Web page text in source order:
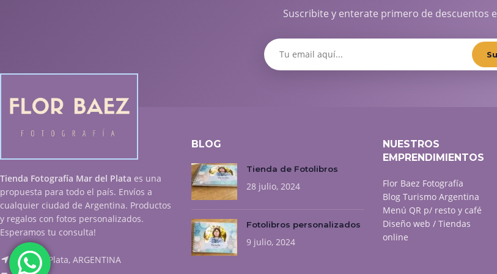
Suscribite y enterate primero de descuentos
Tienda Fotografía Mar del Plata es una
propuesta para todo el país. Envíos a
cualquier ciudad de Argentina. Productos
y regalos con fotos personalizados.
Esperamos tu consulta!
Mar del Plata, ARGENTINA
BLOG
Tienda de Fotolibros
28 julio, 2024
Fotolibros personalizados
9 julio, 2024
NUESTROS
EMPRENDIMIENTOS
Flor Baez Fotografía
Blog Turismo Argentina
Menú QR p/ resto y café
Diseño web / Tiendas
online